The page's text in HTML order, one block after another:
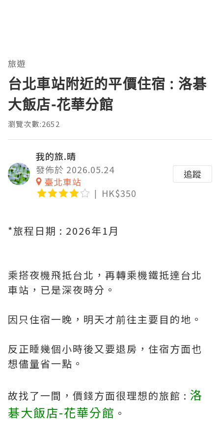
旅遊
台北車站附近的平價住宿 : 洛碁
大飯店-花華分館
瀏覽次數:2652
我的旅.晴
發佈於 2026.05.24
臺北車站
HK$350
追蹤
*旅程日期 : 2026年1月
乘搭夜機飛抵台北，再轉乘機鐵抵達台北
車站，已是深夜時分。
因只住宿一晚，明天才前往主要目的地。
反正睡幾個小時後又要退房，住宿方面也
想儘量省一點。
故找了一間，價錢方面很理想的旅館 : 洛
碁大飯店-花華分館 。